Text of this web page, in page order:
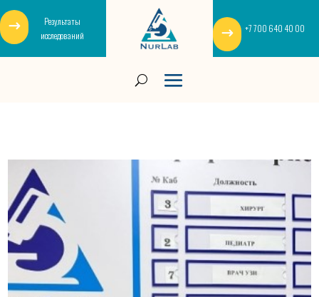
Результаты
исследований
+7 700 640 40 00